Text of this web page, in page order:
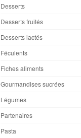
Desserts
Desserts fruités
Desserts lactés
Féculents
Fiches aliments
Gourmandises sucrées
Légumes
Partenaires
Pasta